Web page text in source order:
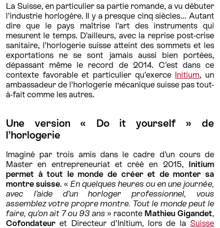
La Suisse, en particulier sa partie romande, a vu débuter
l’industrie horlogère. Il y a presque cinq siècles… Autant
dire que le pays maîtrise l’art des instruments qui
mesurent le temps. D’ailleurs, avec la reprise post-crise
sanitaire, l’horlogerie suisse atteint des sommets et les
exportations ne se sont jamais aussi bien portées,
dépassant même le record de 2014. C’est dans ce
contexte favorable et particulier qu’exerce Initium, un
ambassadeur de l’horlogerie mécanique suisse pas tout-
à-fait comme les autres.
Une version « Do it yourself » de
l’horlogerie
Imaginé par trois amis dans le cadre d’un cours de
Master en entrepreneuriat et créé en 2015, Initium
permet à tout le monde de créer et de monter sa
montre suisse. « En quelques heures ou en une journée,
avec l’aide d’un horloger professionnel, vous
assemblez votre propre montre. Tout le monde peut le
faire, qu’on ait 7 ou 93 ans » raconte Mathieu Gigandet,
Cofondateur et Directeur d’Initium, lors de la Suisse